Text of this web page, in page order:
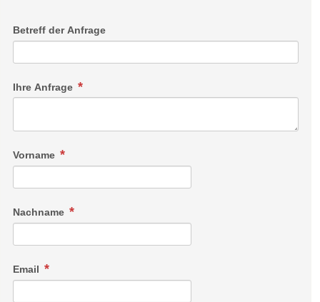
Appartement Herzplatzl (60m²)
Jedem Herz sein Lieblingsplatzerl. Weg mit dem ganzen
Zuviel und dafür den Blick schärfen für das Wesentliche. Was
wie Holz und Glas. Und wohlgesetzte Farbakzente, die dem
Auge und dem Kopf Geborgenheit vermitteln. Ruhe und
Gelassenheit.
Betreff der Anfrage
Ihre Anfrage
Vorname
Nachname
Email